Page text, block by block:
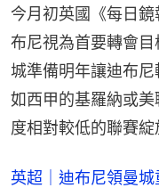
今月初英國《每日
布尼視為首要轉會
城準備明年讓迪布尼
如西甲的基羅納或
度相對較低的聯賽綻
英超｜迪布尼領曼